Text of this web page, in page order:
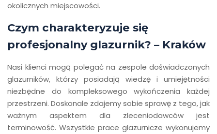
okolicznych miejscowości.
Czym charakteryzuje się
profesjonalny glazurnik? – Kraków
Nasi klienci mogą polegać na zespole doświadczonych
glazurników, którzy posiadają wiedzę i umiejętności
niezbędne do kompleksowego wykończenia każdej
przestrzeni. Doskonale zdajemy sobie sprawę z tego, jak
ważnym aspektem dla zleceniodawców jest
terminowość. Wszystkie prace glazurnicze wykonujemy